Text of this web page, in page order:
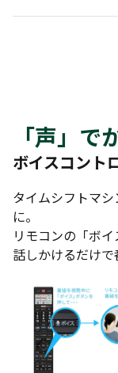
「声」
ボイスコント
タイムシフトマ
に。
リモコンの「ボ
話しかけるだけで